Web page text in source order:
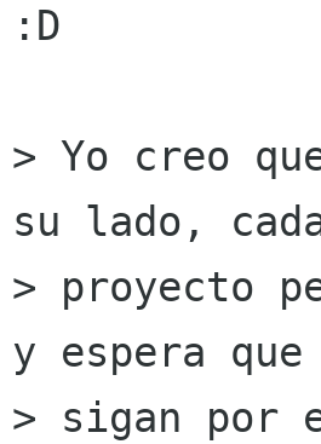
:D
> Yo creo
su lado,
> proyecto
y espera
> sigan por